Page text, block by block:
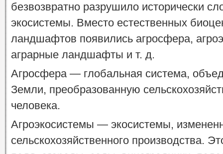
безвозвратно разрушило исторически
экосистемы. Вместо естественных
ландшафтов появились агросфера,
аграрные ландшафты и т. д.
Агросфера — глобальная система,
Земли, преобразованную
человека.
Агроэкосистемы — экосистемы,
сельскохозяйственного производства.